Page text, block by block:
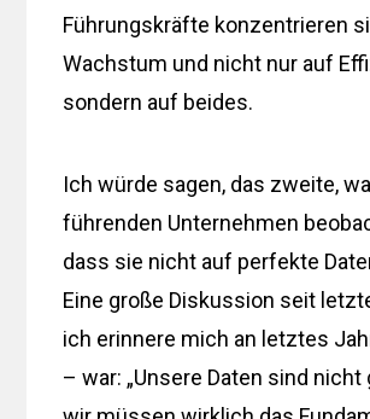
Führungskräfte konzentrieren
Wachstum und nicht nur auf
sondern auf beides.
Ich würde sagen, das zweite,
führenden Unternehmen
dass sie nicht auf perfekte
Eine große Diskussion seit
ich erinnere mich an letztes
– war: „Unsere Daten sind nicht